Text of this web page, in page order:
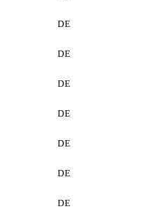
DE
DE
DE
DE
DE
DE
DE